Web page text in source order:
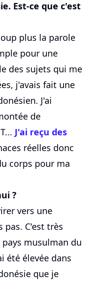
Est-ce que c'est
plus la parole
pour une
des sujets qui me
j'avais fait une
J'ai
de
J'ai reçu des
réelles donc
corps pour ma
?
vers une
pas. C'est très
musulman du
été élevée dans
que je